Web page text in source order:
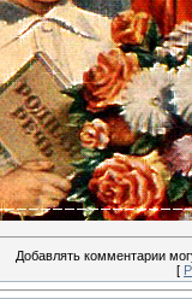
Добавлять комментарии
[